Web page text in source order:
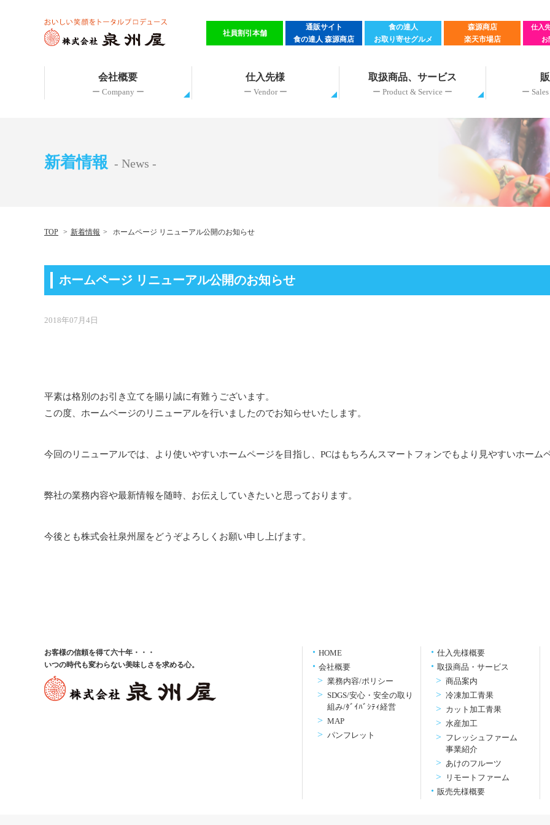
社員割引本舗
通販サイト
食の達人 森源商店
食の達人
お取り寄せグルメ
森源商店
楽天市場店
仕入
お
会社概要
ー Company ー
仕入先様
ー Vendor ー
取扱商品、サービス
ー Product & Service ー ー
新着情報 - News -
TOP 新着情報 ホームページ リニューアル公開のお知らせ
ホームページ リニューアル公開のお知らせ
2018年07月4日
平素は格別のお引き立てを賜り誠に有難うございます。
この度、ホームページのリニューアルを行いましたのでお知らせいたします。
今回のリニューアルでは、より使いやすいホームページを目指し、PCはもちろんスマートフォンでもより見やすいホーム
弊社の業務内容や最新情報を随時、お伝えしていきたいと思っております。
今後とも株式会社泉州屋をどうぞよろしくお願い申し上げます。
お客様の信頼を得て六十年・・・
いつの時代も変わらない美味しさを求める心。
HOME
会社概要
業務内容/ポリシー
SDGS/安心・安全の取り
組み/ﾀﾞｲﾊﾞｼﾃｨ経営
MAP
パンフレット
仕入先様概要
取扱商品・サービス
商品案内
冷凍加工青果
カット加工青果
水産加工
フレッシュファーム
事業紹介
あけのフルーツ
リモートファーム
販売先様概要